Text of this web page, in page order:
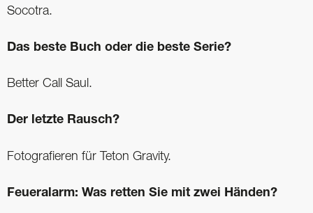
Socotra.
Das beste Buch oder die beste Serie?
Better Call Saul.
Der letzte Rausch?
Fotografieren für Teton Gravity.
Feueralarm: Was retten Sie mit zwei Händen?